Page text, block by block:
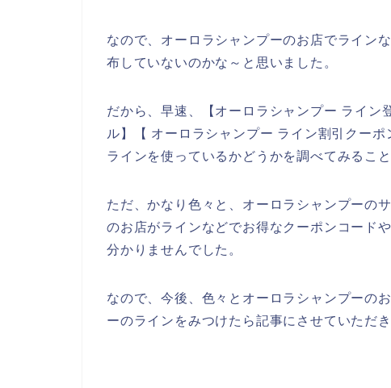
なので、オーロラシャンプーのお店でライン
布していないのかな～と思いました。
だから、早速、【オーロラシャンプー ライン
ル】【 オーロラシャンプー ライン割引クー
ラインを使っているかどうかを調べてみるこ
ただ、かなり色々と、オーロラシャンプーの
のお店がラインなどでお得なクーポンコード
分かりませんでした。
なので、今後、色々とオーロラシャンプーの
ーのラインをみつけたら記事にさせていただ